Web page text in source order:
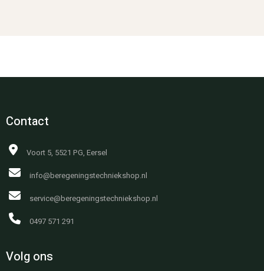
Contact
Voort 5, 5521 PG, Eersel
info@beregeningstechniekshop.nl
service@beregeningstechniekshop.nl
0497 571 291
Volg ons